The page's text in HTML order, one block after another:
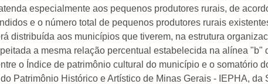
especialmente aos pequenos produtores rurais, de
e o número total de pequenos produtores rurais
distribuída aos municípios que tiverem, na estrutura
a mesma relação percentual estabelecida na alínea "b"
o Índice de patrimônio cultural do município e o somatório
Patrimônio Histórico e Artístico de Minas Gerais - IEPHA, da